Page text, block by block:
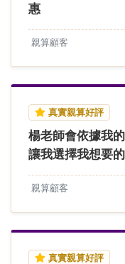
惠
親算顧客
真實親算好評
楊老師會依據我
讓我選擇我想要
親算顧客
真實親算好評